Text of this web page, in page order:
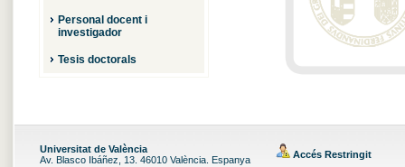
Personal docent i
investigador
Tesis doctorals
Universitat de València
Av. Blasco Ibáñez, 13. 46010 València. Espanya
Accés Restringit